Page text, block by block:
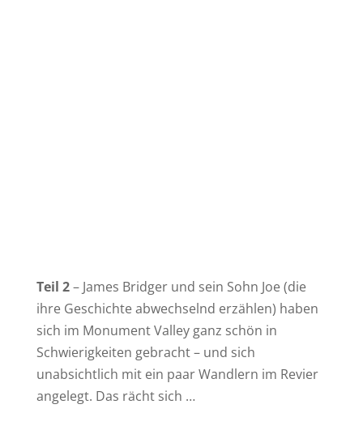
Teil 2– James Bridger und sein Sohn Joe (die
ihre Geschichte abwechselnd erzählen) haben
sich im Monument Valley ganz schön in
Schwierigkeiten gebracht – und sich
unabsichtlich mit ein paar Wandlern im Revier
angelegt. Das rächt sich …